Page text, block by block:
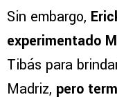
Sin embargo,
experimentado
Tibás para
Madriz, pero